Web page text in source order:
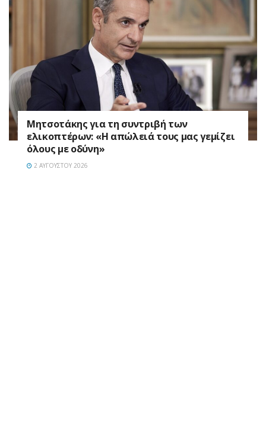
Μητσοτάκης για τη συντριβή των
ελικοπτέρων: «Η απώλειά τους μας γεμίζει
όλους με οδύνη»
2 ΑΥΓΟΎΣΤΟΥ 2026